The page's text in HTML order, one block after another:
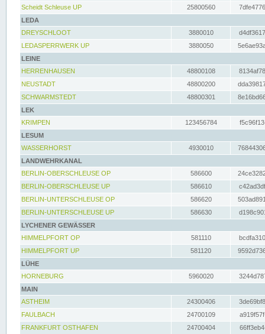
Scheidt Schleuse UP
25800560
LEDA
DREYSCHLOOT
3880010
LEDASPERRWERK UP
3880050
LEINE
HERRENHAUSEN
48800108
NEUSTADT
48800200
SCHWARMSTEDT
48800301
LEK
KRIMPEN
123456784
LESUM
WASSERHORST
4930010
LANDWEHRKANAL
BERLIN-OBERSCHLEUSE OP
586600
BERLIN-OBERSCHLEUSE UP
586610
BERLIN-UNTERSCHLEUSE OP
586620
BERLIN-UNTERSCHLEUSE UP
586630
LYCHENER GEWÄSSER
HIMMELPFORT OP
581110
HIMMELPFORT UP
581120
LÜHE
HORNEBURG
5960020
MAIN
ASTHEIM
24300406
FAULBACH
24700109
FRANKFURT OSTHAFEN
24700404